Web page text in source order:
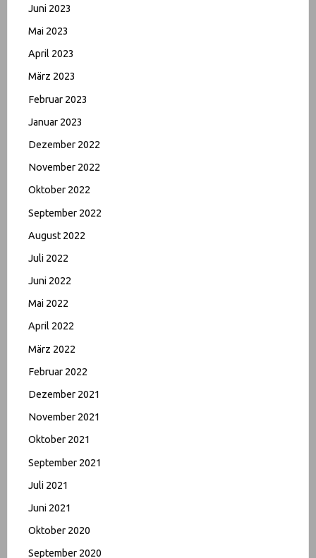
Juni 2023
Mai 2023
April 2023
März 2023
Februar 2023
Januar 2023
Dezember 2022
November 2022
Oktober 2022
September 2022
August 2022
Juli 2022
Juni 2022
Mai 2022
April 2022
März 2022
Februar 2022
Dezember 2021
November 2021
Oktober 2021
September 2021
Juli 2021
Juni 2021
Oktober 2020
September 2020